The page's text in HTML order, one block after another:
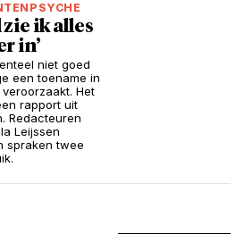
zie ik alles
in’
niet goed
een toename in
Het
rapport uit
Redacteuren
Leijssen
spraken twee